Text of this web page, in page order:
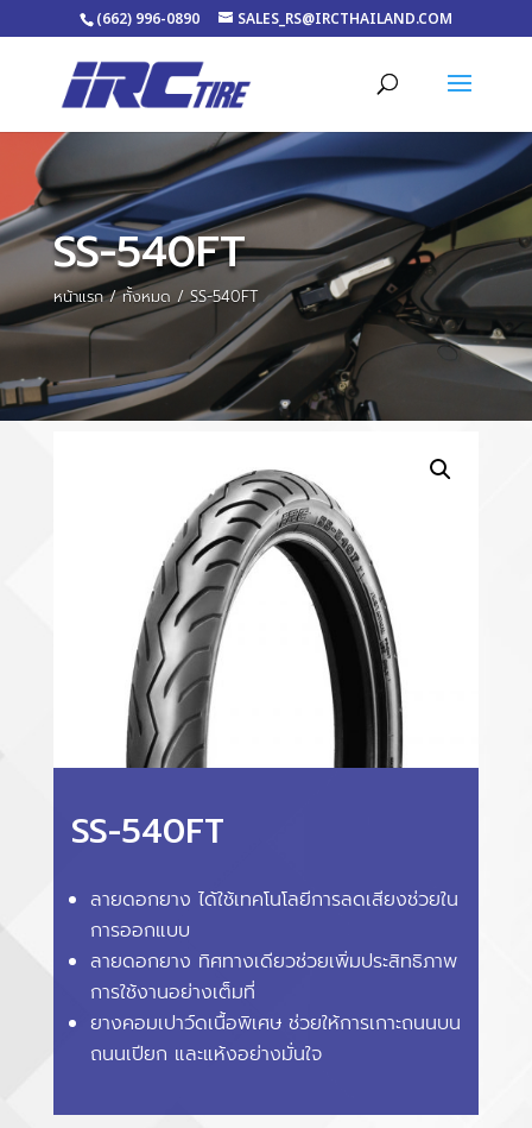
(662) 996-0890 SALES_RS@IRCTHAILAND.COM
SS-540FT
หน้าแรก/ทั้งหมด / SS-540FT
SS-540FT
ลายดอกยาง ได้ใช้เทคโนโลยีการลดเสียงช่วยใน
การออกแบบ
ลายดอกยาง ทิศทางเดียวช่วยเพิ่มประสิทธิภาพ
การใช้งานอย่างเต็มที่
ยางคอมเปาว์ดเนื้อพิเศษ ช่วยให้การเกาะถนนบน
ถนนเปียก และแห้งอย่างมั่นใจ